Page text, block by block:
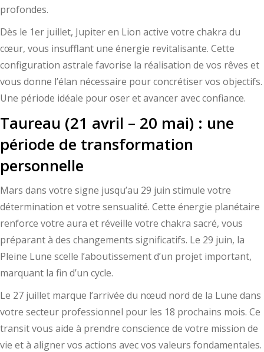
profondes.
Dès le 1er juillet, Jupiter en Lion active votre chakra du
cœur, vous insufflant une énergie revitalisante. Cette
configuration astrale favorise la réalisation de vos rêves et
vous donne l’élan nécessaire pour concrétiser vos objectifs.
Une période idéale pour oser et avancer avec confiance.
Taureau (21 avril – 20 mai) : une
période de transformation
personnelle
Mars dans votre signe jusqu’au 29 juin stimule votre
détermination et votre sensualité. Cette énergie planétaire
renforce votre aura et réveille votre chakra sacré, vous
préparant à des changements significatifs. Le 29 juin, la
Pleine Lune scelle l’aboutissement d’un projet important,
marquant la fin d’un cycle.
Le 27 juillet marque l’arrivée du nœud nord de la Lune dans
votre secteur professionnel pour les 18 prochains mois. Ce
transit vous aide à prendre conscience de votre mission de
vie et à aligner vos actions avec vos valeurs fondamentales.